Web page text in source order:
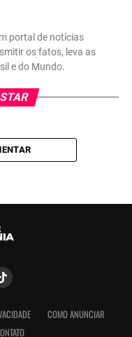
portal de notícias
os fatos, leva as
e do Mundo.
COMO ANUNCIAR